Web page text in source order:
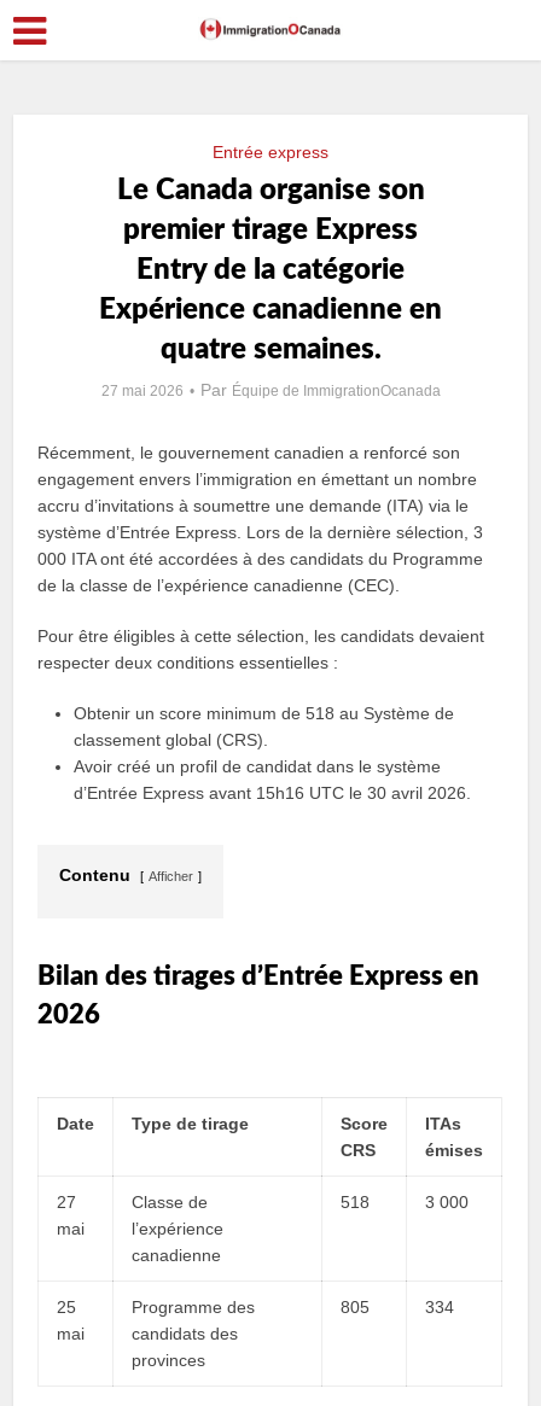
Entrée express
Le Canada organise son
premier tirage Express
Entry de la catégorie
Expérience canadienne en
quatre semaines.
27 mai 2026 Par Équipe de ImmigrationOcanada
Récemment, le gouvernement canadien a renforcé son
engagement envers l’immigration en émettant un nombre
accru d’invitations à soumettre une demande (ITA) via le
système d’Entrée Express. Lors de la dernière sélection, 3
000 ITA ont été accordées à des candidats du Programme
de la classe de l’expérience canadienne (CEC).
Pour être éligibles à cette sélection, les candidats devaient
respecter deux conditions essentielles :
Obtenir un score minimum de 518 au Système de
classement global (CRS).
Avoir créé un profil de candidat dans le système
d’Entrée Express avant 15h16 UTC le 30 avril 2026.
Contenu Afficher
Bilan des tirages d’Entrée Express en
2026
Date Type de tirage
Score
CRS
ITAs
émises
27
mai
Classe de
l’expérience
canadienne
518 3 000
25
mai
Programme des
candidats des
provinces
805 334